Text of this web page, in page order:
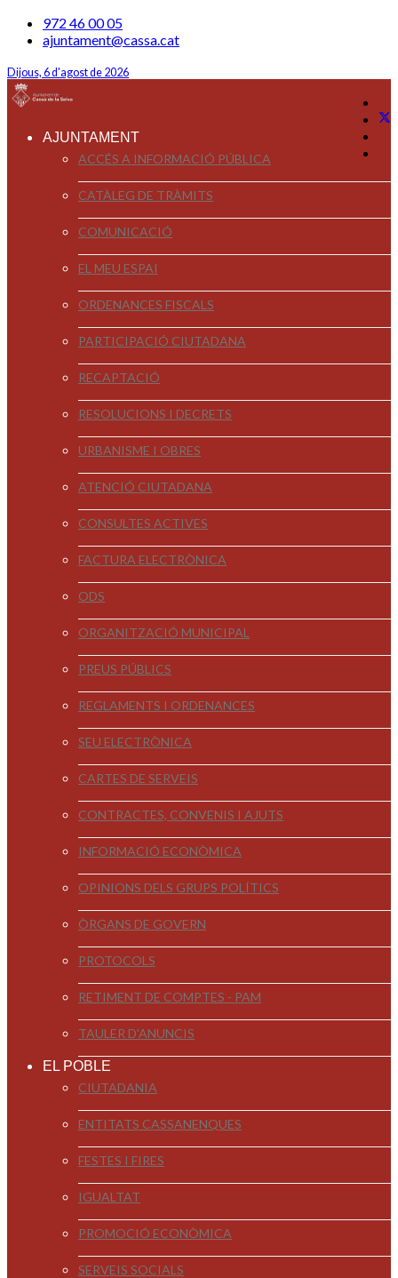
972 46 00 05
ajuntament@cassa.cat
Dijous, 6 d'agost de 2026
AJUNTAMENT
ACCÉS A INFORMACIÓ PÚBLICA
CATÀLEG DE TRÀMITS
COMUNICACIÓ
EL MEU ESPAI
ORDENANCES FISCALS
PARTICIPACIÓ CIUTADANA
RECAPTACIÓ
RESOLUCIONS I DECRETS
URBANISME I OBRES
ATENCIÓ CIUTADANA
CONSULTES ACTIVES
FACTURA ELECTRÒNICA
ODS
ORGANITZACIÓ MUNICIPAL
PREUS PÚBLICS
REGLAMENTS I ORDENANCES
SEU ELECTRÒNICA
CARTES DE SERVEIS
CONTRACTES, CONVENIS I AJUTS
INFORMACIÓ ECONÒMICA
OPINIONS DELS GRUPS POLÍTICS
ÒRGANS DE GOVERN
PROTOCOLS
RETIMENT DE COMPTES - PAM
TAULER D'ANUNCIS
EL POBLE
CIUTADANIA
ENTITATS CASSANENQUES
FESTES I FIRES
IGUALTAT
PROMOCIÓ ECONÒMICA
SERVEIS SOCIALS